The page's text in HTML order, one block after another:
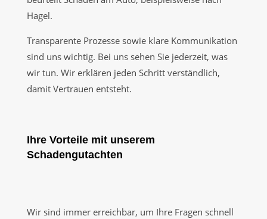
Hagel.
Transparente Prozesse sowie klare Kommunikation
sind uns wichtig. Bei uns sehen Sie jederzeit, was
wir tun. Wir erklären jeden Schritt verständlich,
damit Vertrauen entsteht.
Ihre Vorteile mit unserem
Schadengutachten
Wir sind immer erreichbar, um Ihre Fragen schnell